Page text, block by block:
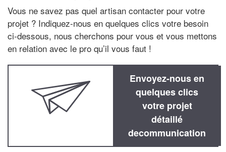
Vous ne savez pas quel artisan contacter pour votre
projet ? Indiquez-nous en quelques clics votre besoin
ci-dessous, nous cherchons pour vous et vous mettons
en relation avec le pro qu’il vous faut !
Envoyez-nous en
quelques clics
votre projet
détaillé
decommunication